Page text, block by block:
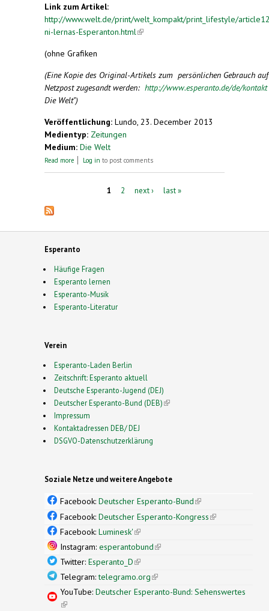
Link zum Artikel:
http://www.welt.de/print/welt_kompakt/print_lifestyle/
ni-lernas-Esperanton.html (link is external)
(ohne Grafiken
(Eine Kopie des Original-Artikels zum persönlichen Gebrauch
Netzpost zugesandt werden: http://www.esperanto.de/de/kontakt
Die Welt")
Veröffentlichung: Lundo, 23. December 2013
Medientyp: Zeitungen
Medium: Die Welt
Read more about "Saluton, ni lernas Esperanton!"
Log in to post comments
1 2 next › last »
Esperanto
Häufige Fragen
Esperanto lernen
Esperanto-Musik
Esperanto-Literatur
Verein
Esperanto-Laden Berlin
Zeitschrift: Esperanto aktuell
Deutsche Esperanto-Jugend (DEJ)
Deutscher Esperanto-Bund (DEB)(link is external)
Impressum
Kontaktadressen DEB/ DEJ
DSGVO-Datenschutzerklärung
Soziale Netze und weitere Angebote
Facebook: Deutscher Esperanto-Bund(link is
external)
Facebook: Deutscher Esperanto-Kongress(link is
Facebook: Luminesk'(link is external)
Instagram: esperantobund(link is external)
Twitter: Esperanto_D(link is external)
Telegram:telegramo.org(link is external)
YouTube: Deutscher Esperanto-Bund: Sehenswertes
(link is external)